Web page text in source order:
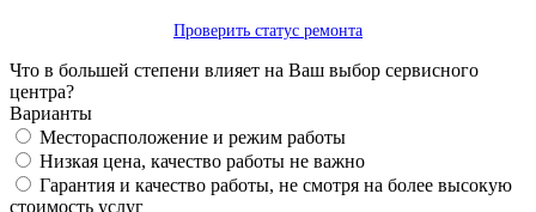
Проверить статус ремонта
Что в большей степени влияет на Ваш выбор сервисного
центра?
Варианты
Месторасположение и режим работы
Низкая цена, качество работы не важно
Гарантия и качество работы, не смотря на более высокую
стоимость услуг